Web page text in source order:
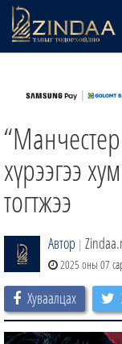
ТВ8
ӨГЛӨӨНИЙ СОНИН
ЗИНДАА СЭТГҮҮЛ
хүрээгээ
тогтжээ
Автор |
2025 оны 07
Хуваалцах